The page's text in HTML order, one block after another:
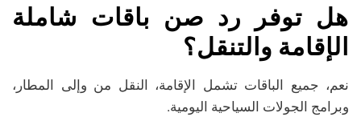
هل توفر رد صن باقات شاملة
الإقامة والتنقل؟
نعم، جميع الباقات تشمل الإقامة، النقل من وإلى المطار،
وبرامج الجولات السياحية اليومية.